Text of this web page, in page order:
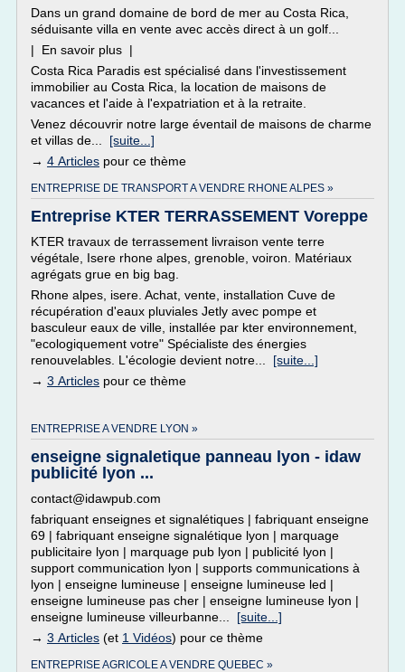
Dans un grand domaine de bord de mer au Costa Rica,
séduisante villa en vente avec accès direct à un golf...
| En savoir plus |
Costa Rica Paradis est spécialisé dans l'investissement
immobilier au Costa Rica, la location de maisons de
vacances et l'aide à l'expatriation et à la retraite.
Venez découvrir notre large éventail de maisons de charme
et villas de... [suite...]
→ 4 Articles pour ce thème
ENTREPRISE DE TRANSPORT A VENDRE RHONE ALPES »
Entreprise KTER TERRASSEMENT Voreppe
KTER travaux de terrassement livraison vente terre
végétale, Isere rhone alpes, grenoble, voiron. Matériaux
agrégats grue en big bag.
Rhone alpes, isere. Achat, vente, installation Cuve de
récupération d'eaux pluviales Jetly avec pompe et
basculeur eaux de ville, installée par kter environnement,
"ecologiquement votre" Spécialiste des énergies
renouvelables. L'écologie devient notre... [suite...]
→ 3 Articles pour ce thème
ENTREPRISE A VENDRE LYON »
enseigne signaletique panneau lyon - idaw
publicité lyon ...
contact@idawpub.com
fabriquant enseignes et signalétiques | fabriquant enseigne
69 | fabriquant enseigne signalétique lyon | marquage
publicitaire lyon | marquage pub lyon | publicité lyon |
support communication lyon | supports communications à
lyon | enseigne lumineuse | enseigne lumineuse led |
enseigne lumineuse pas cher | enseigne lumineuse lyon |
enseigne lumineuse villeurbanne... [suite...]
→ 3 Articles (et 1 Vidéos) pour ce thème
ENTREPRISE AGRICOLE A VENDRE QUEBEC »